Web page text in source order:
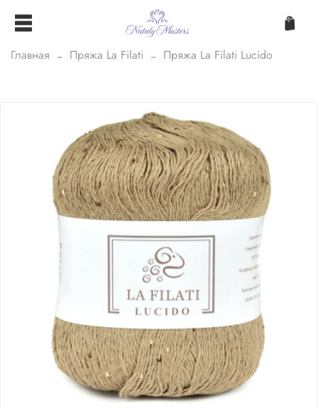
Главная Пряжа La Filati Пряжа La Filati Lucido